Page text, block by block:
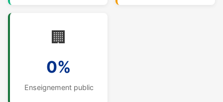
🏢
0%
Enseignement public